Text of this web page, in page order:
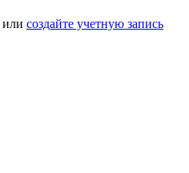
или создайте учетную запись